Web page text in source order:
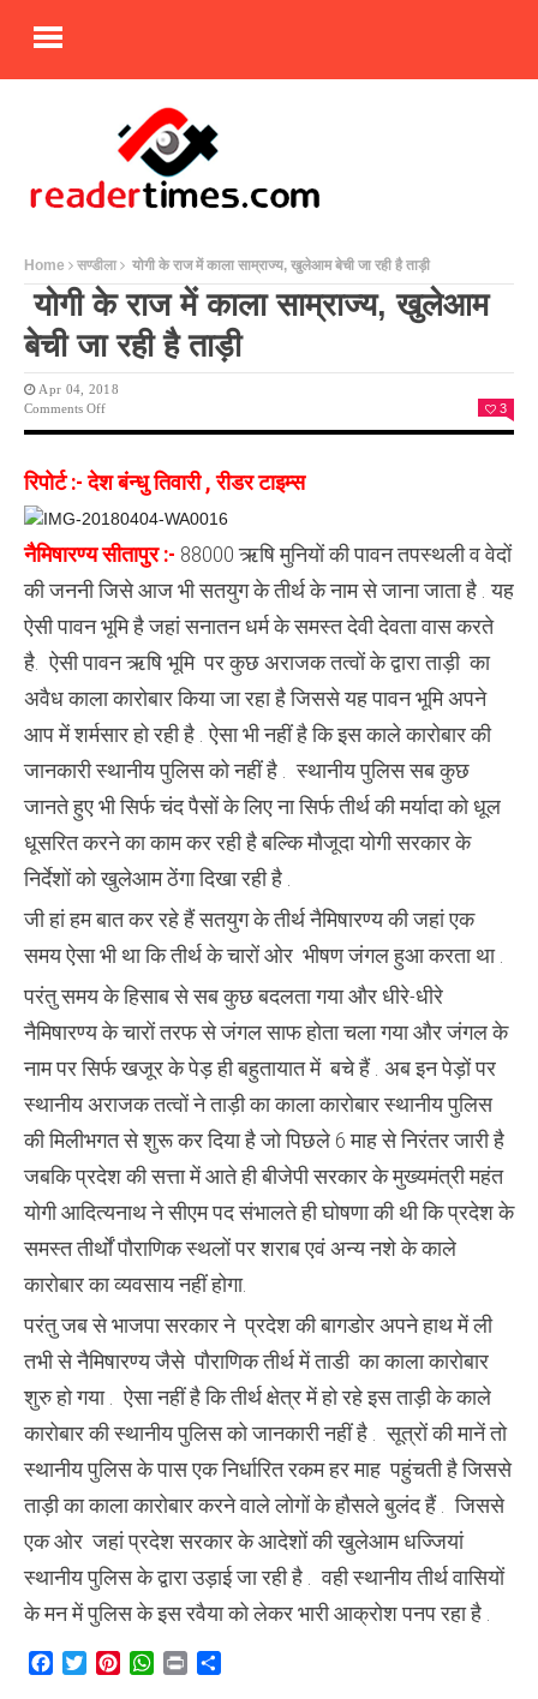
Home सण्डीला योगी के राज में काला साम्राज्य, खुलेआम बेची जा रही है ताड़ी
योगी के राज में काला साम्राज्य, खुलेआम
बेची जा रही है ताड़ी
Apr 04, 2018
Comments OffOn
में
साम्राज्य,
खुलेआम
बेची
जा
रही
है
ताड़ी
3
रिपोर्ट :- देश बंन्धु तिवारी , रीडर टाइम्स
नैमिषारण्य सीतापुर :- 88000 ऋषि मुनियों की पावन तपस्थली व वेदों
की जननी जिसे आज भी सतयुग के तीर्थ के नाम से जाना जाता है . यह
ऐसी पावन भूमि है जहां सनातन धर्म के समस्त देवी देवता वास करते
है. ऐसी पावन ऋषि भूमि पर कुछ अराजक तत्वों के द्वारा ताड़ी का
अवैध काला कारोबार किया जा रहा है जिससे यह पावन भूमि अपने
आप में शर्मसार हो रही है . ऐसा भी नहीं है कि इस काले कारोबार की
जानकारी स्थानीय पुलिस को नहीं है . स्थानीय पुलिस सब कुछ
जानते हुए भी सिर्फ चंद पैसों के लिए ना सिर्फ तीर्थ की मर्यादा को धूल
धूसरित करने का काम कर रही है बल्कि मौजूदा योगी सरकार के
निर्देशों को खुलेआम ठेंगा दिखा रही है .
जी हां हम बात कर रहे हैं सतयुग के तीर्थ नैमिषारण्य की जहां एक
समय ऐसा भी था कि तीर्थ के चारों ओर भीषण जंगल हुआ करता था .
परंतु समय के हिसाब से सब कुछ बदलता गया और धीरे-धीरे
नैमिषारण्य के चारों तरफ से जंगल साफ होता चला गया और जंगल के
नाम पर सिर्फ खजूर के पेड़ ही बहुतायात में बचे हैं . अब इन पेड़ों पर
स्थानीय अराजक तत्वों ने ताड़ी का काला कारोबार स्थानीय पुलिस
की मिलीभगत से शुरू कर दिया है जो पिछले 6 माह से निरंतर जारी है
जबकि प्रदेश की सत्ता में आते ही बीजेपी सरकार के मुख्यमंत्री महंत
योगी आदित्यनाथ ने सीएम पद संभालते ही घोषणा की थी कि प्रदेश के
समस्त तीर्थों पौराणिक स्थलों पर शराब एवं अन्य नशे के काले
कारोबार का व्यवसाय नहीं होगा.
परंतु जब से भाजपा सरकार ने प्रदेश की बागडोर अपने हाथ में ली
तभी से नैमिषारण्य जैसे पौराणिक तीर्थ में ताडी का काला कारोबार
शुरु हो गया . ऐसा नहीं है कि तीर्थ क्षेत्र में हो रहे इस ताड़ी के काले
कारोबार की स्थानीय पुलिस को जानकारी नहीं है . सूत्रों की मानें तो
स्थानीय पुलिस के पास एक निर्धारित रकम हर माह पहुंचती है जिससे
ताड़ी का काला कारोबार करने वाले लोगों के हौसले बुलंद हैं . जिससे
एक ओर जहां प्रदेश सरकार के आदेशों की खुलेआम धज्जियां
स्थानीय पुलिस के द्वारा उड़ाई जा रही है . वही स्थानीय तीर्थ वासियों
के मन में पुलिस के इस रवैया को लेकर भारी आक्रोश पनप रहा है .
Facebook
TwitterPinterestWhatsApp
Print